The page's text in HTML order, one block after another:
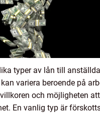
typer av lån till
variera beroende på
och möjligheten
En vanlig typ är